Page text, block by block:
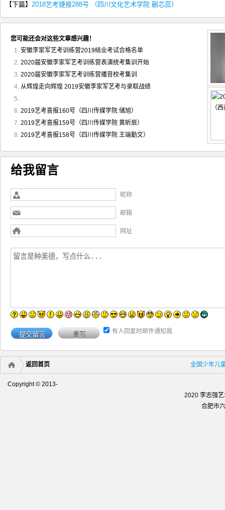
【下篇】 2018艺考捷报288号 （四川文化艺术学院 蒯芯蕊）
您可能还会对这些文章感兴趣！
安徽李家军艺考训练营2019结业考试合格名单
2020届安徽李家军艺考训练营表演统考集训开始
2020届安徽李家军艺考训练营播音校考集训
从辉煌走向辉煌 2019安徽李家军艺考与录取战绩
2019艺考喜报160号（四川传媒学院 储旭）
2019艺考喜报159号（四川传媒学院 黄昕辰）
2019艺考喜报158号（四川传媒学院 王端勤文）
给我留言
昵称
邮箱
网址
有人回复时邮件通知我
全国少年儿
返回首页
Copyright © 2013-
2020 李志强
合肥市